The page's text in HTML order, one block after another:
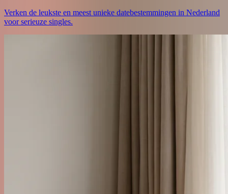
Verken de leukste en meest unieke datebestemmingen in Nederland
voor serieuze singles.